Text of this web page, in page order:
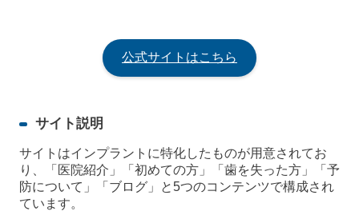
公式サイトはこちら
サイト説明
サイトはインプラントに特化したものが用意されてお
り、「医院紹介」「初めての方」「歯を失った方」「予
防について」「ブログ」と5つのコンテンツで構成され
ています。